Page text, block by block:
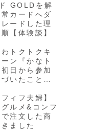
GOLDを解
カードへダ
ードした理
【体験談】
トクトクキ
ン『かなト
日から参加
いたこと｜
実際に使った
フィフ夫婦】
ルメ&コンフ
で注文した商
ました